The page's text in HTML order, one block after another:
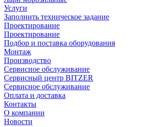
Услуги
Заполнить техническое задание
Проектирование
Проектирование
Подбор и поставка оборудования
Монтаж
Производство
Сервисное обслуживание
Сервисный центр BITZER
Сервисное обслуживание
Оплата и доставка
Контакты
О компании
Новости